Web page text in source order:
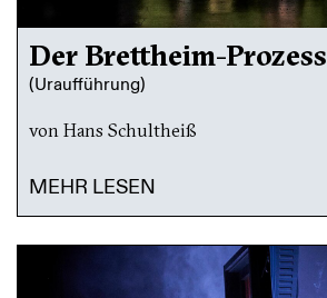
Der Brettheim-Prozess
(Uraufführung)
von Hans Schultheiß
MEHR LESEN